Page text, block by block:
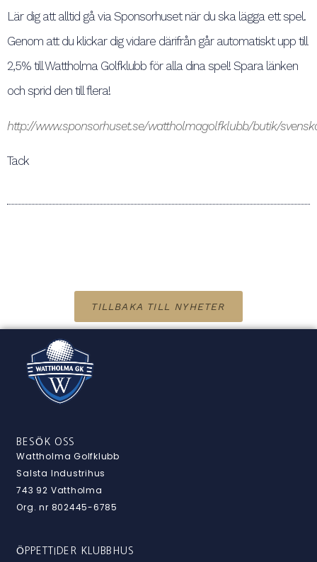
Lär dig att alltid gå via Sponsorhuset när du ska lägga ett spel.
Genom att du klickar dig vidare därifrån går automatiskt upp till
2,5% till Wattholma Golfklubb för alla dina spel! Spara länken
och sprid den till flera!
http://www.sponsorhuset.se/wattholmagolfklubb/butik/
Tack
TILLBAKA TILL NYHETER
BESÖK OSS
Wattholma Golfklubb
Salsta Industrihus
743 92 Vattholma
Org. nr 802445-6785
ÖPPETTIDER KLUBBHUS